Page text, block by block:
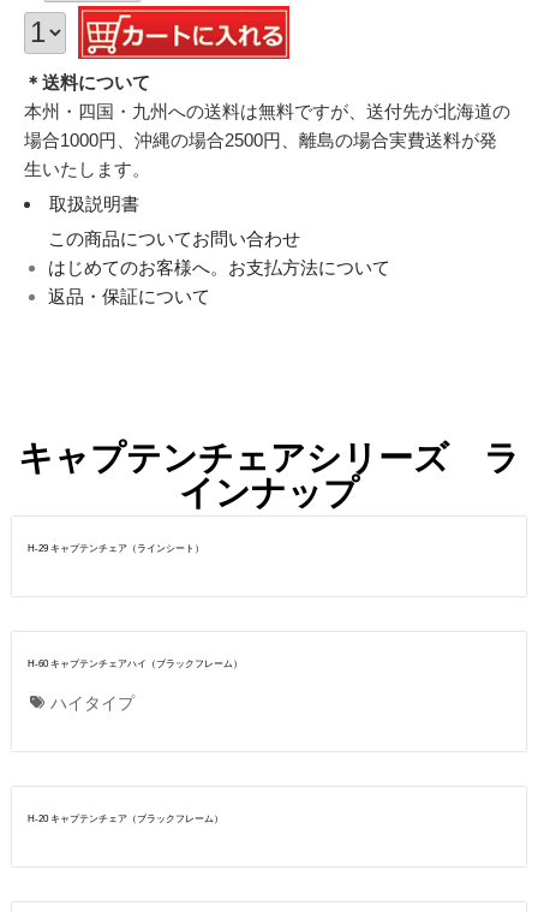
＊送料について
本州・四国・九州への送料は無料ですが、送付先が北海道の
場合1000円、沖縄の場合2500円、離島の場合実費送料が発
生いたします。
取扱説明書
この商品についてお問い合わせ
はじめてのお客様へ。お支払方法について
返品・保証について
キャプテンチェアシリーズ ラ
インナップ​
H-29 キャプテンチェア（ラインシート）
H-60 キャプテンチェアハイ（ブラックフレーム）
ハイタイプ
H-20 キャプテンチェア（ブラックフレーム）